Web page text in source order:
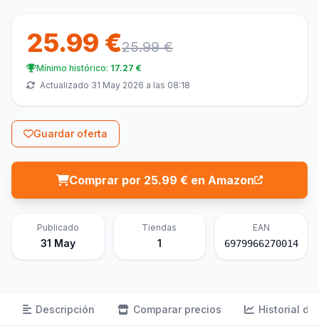
25.99 €25.99 €
Mínimo histórico: 17.27 €
Actualizado 31 May 2026 a las 08:18
Guardar oferta
Comprar por 25.99 € en Amazon
Publicado
31 May
Tiendas
1
EAN
6979966270014
Descripción Comparar precios Historial de